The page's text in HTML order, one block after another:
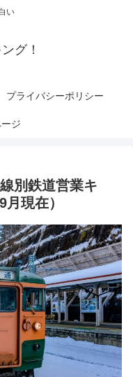
い
グ！
プライバシーポリシー
ジ
別鉄道営業キ
現在）